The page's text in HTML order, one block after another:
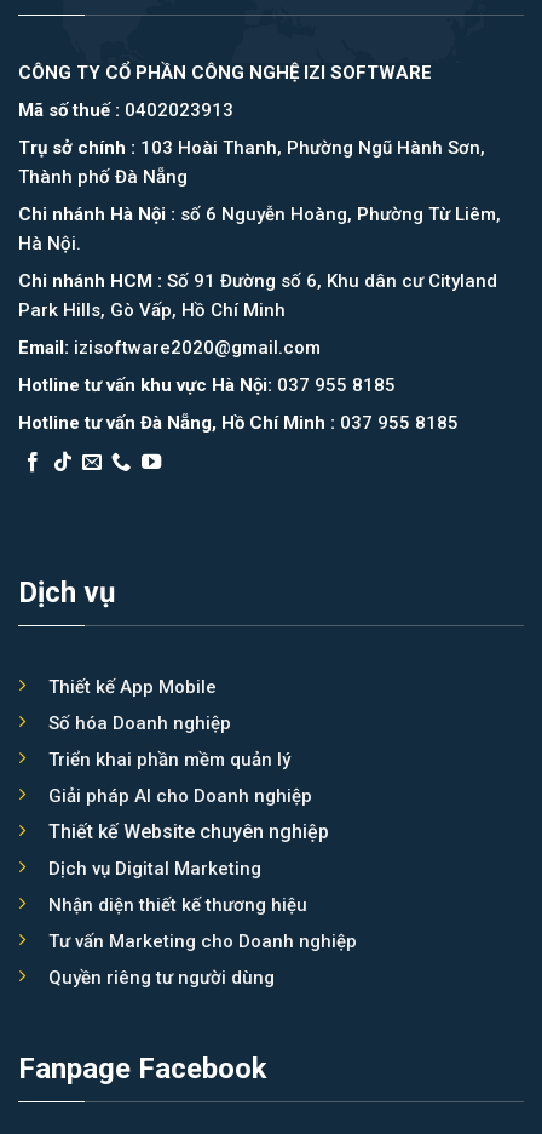
CÔNG TY CỔ PHẦN CÔNG NGHỆ IZI SOFTWARE
Mã số thuế : 0402023913
Trụ sở chính : 103 Hoài Thanh, Phường Ngũ Hành Sơn,
Thành phố Đà Nẵng
Chi nhánh Hà Nội : số 6 Nguyễn Hoàng, Phường Từ Liêm,
Hà Nội.
Chi nhánh HCM : Số 91 Đường số 6, Khu dân cư Cityland
Park Hills, Gò Vấp, Hồ Chí Minh
Email: izisoftware2020@gmail.com
Hotline tư vấn khu vực Hà Nội: 037 955 8185
Hotline tư vấn Đà Nẵng, Hồ Chí Minh : 037 955 8185
Dịch vụ
Thiết kế App Mobile
Số hóa Doanh nghiệp
Triển khai phần mềm quản lý
Giải pháp AI cho Doanh nghiệp
Thiết kế Website chuyên nghiệp
Dịch vụ Digital Marketing
Nhận diện thiết kế thương hiệu
Tư vấn Marketing cho Doanh nghiệp
Quyền riêng tư người dùng
Fanpage Facebook